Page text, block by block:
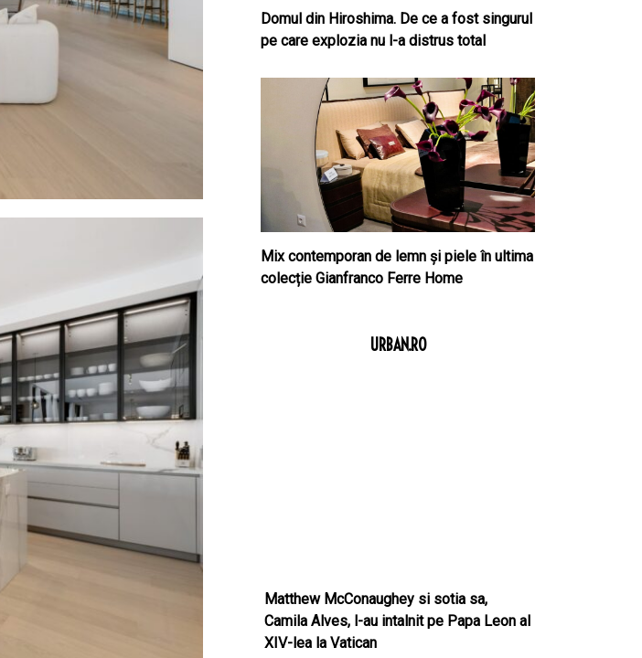
Domul din Hiroshima. De ce a fost singurul
pe care explozia nu l-a distrus total
Mix contemporan de lemn şi piele în ultima
colecție Gianfranco Ferre Home
URBAN.RO
Matthew McConaughey si sotia sa,
Camila Alves, l-au intalnit pe Papa Leon al
XIV-lea la Vatican